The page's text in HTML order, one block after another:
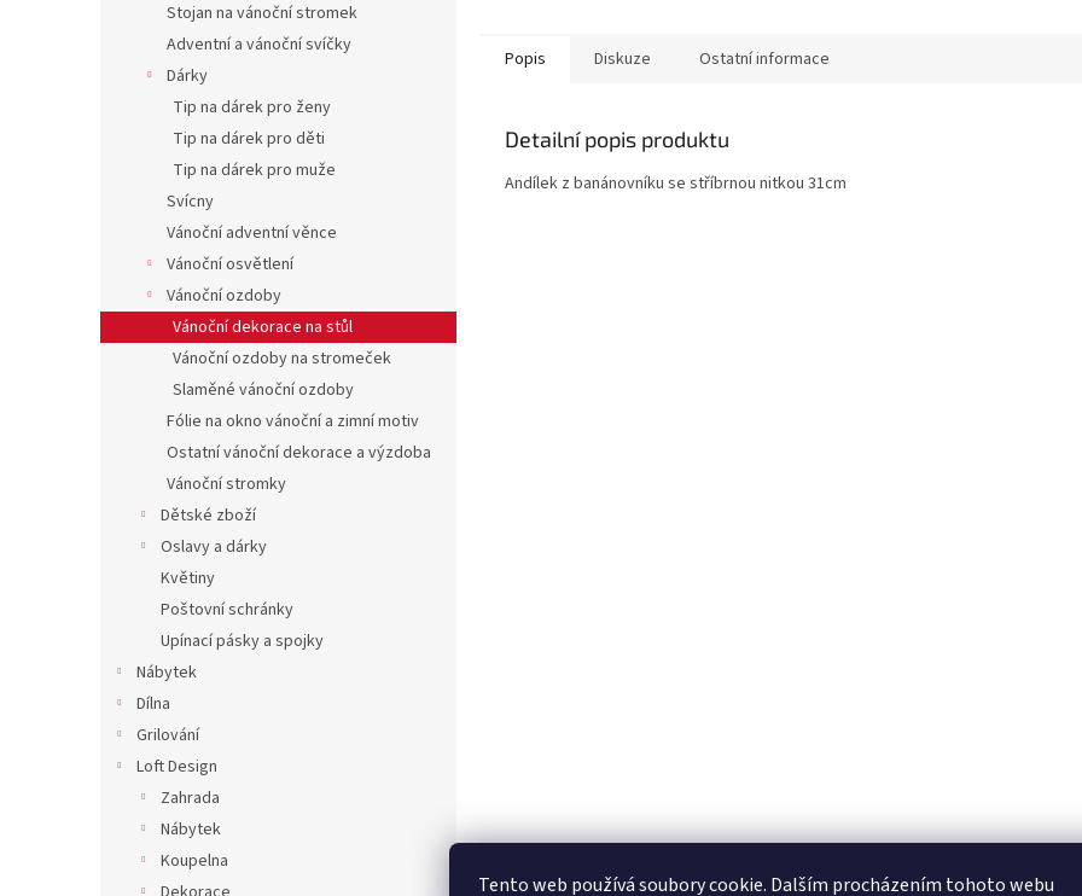
Tento web používá soubory cookie. Dalším procházením tohoto webu
Stojan na vánoční stromek
Adventní a vánoční svíčky
Dárky
Tip na dárek pro ženy
Tip na dárek pro děti
Tip na dárek pro muže
Svícny
Vánoční adventní věnce
Vánoční osvětlení
Vánoční ozdoby
Vánoční dekorace na stůl
Vánoční ozdoby na stromeček
Slaměné vánoční ozdoby
Fólie na okno vánoční a zimní motiv
Ostatní vánoční dekorace a výzdoba
Vánoční stromky
Dětské zboží
Oslavy a dárky
Květiny
Poštovní schránky
Upínací pásky a spojky
Nábytek
Dílna
Grilování
Loft Design
Zahrada
Nábytek
Koupelna
Popis Diskuze Ostatní informace
Detailní popis produktu
Andílek z banánovníku se stříbrnou nitkou 31cm